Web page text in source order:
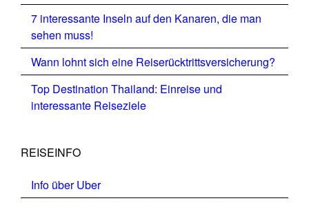
7 interessante Inseln auf den Kanaren, die man
sehen muss!
Wann lohnt sich eine Reiserücktrittsversicherung?
Top Destination Thailand: Einreise und
interessante Reiseziele
REISEINFO
Info über Uber